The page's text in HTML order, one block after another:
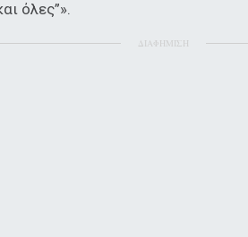
όλες”».
ΔΙΑΦΗΜΙΣΗ